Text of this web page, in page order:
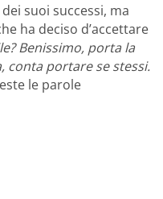
suoi successi, ma
ha deciso d’accettare
Benissimo, porta la
conta portare se stessi.
le parole